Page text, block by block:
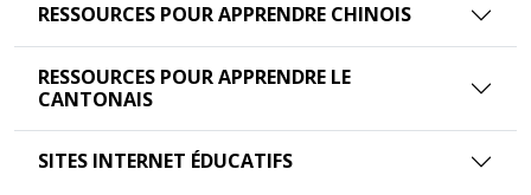
RESSOURCES POUR APPRENDRE CHINOIS
RESSOURCES POUR APPRENDRE LE
CANTONAIS
SITES INTERNET ÉDUCATIFS